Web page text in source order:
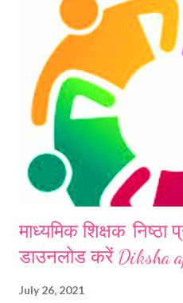
माध्यमिक शिक्षक 'निष्ठा
डाउनलोड करें Diksha
July 26, 2021